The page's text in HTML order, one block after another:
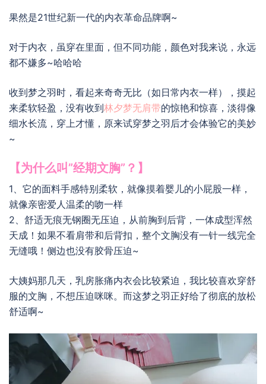
果然是21世纪新一代的内衣革命品牌啊~
对于内衣，虽穿在里面，但不同功能，颜色对我来说，永远
都不嫌多~哈哈哈
收到梦之羽时，看起来奇奇无比（如日常内衣一样），摸起
来柔软轻盈，没有收到林夕梦无肩带的惊艳和惊喜，淡得像
细水长流，穿上才懂，原来试穿梦之羽后才会体验它的美妙
~
【为什么叫”经期文胸”？】
1、它的面料手感特别柔软，就像摸着婴儿的小屁股一样，
就像亲密爱人温柔的吻一样
2、舒适无痕无钢圈无压迫，从前胸到后背，一体成型浑然
天成！如果不看肩带和后背扣，整个文胸没有一针一线完全
无缝哦！侧边也没有胶骨压迫~
大姨妈那几天，乳房胀痛内衣会比较紧迫，我比较喜欢穿舒
服的文胸，不想压迫咪咪。而这梦之羽正好给了彻底的放松
舒适啊~